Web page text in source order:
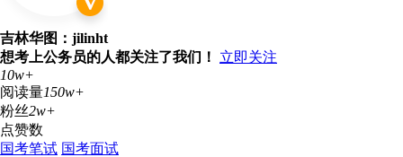
吉林华图：jilinht
想考上公务员的人都关注了我们！
立即关注
10w+
阅读量150w+
粉丝2w+
点赞数
国考笔试 国考面试